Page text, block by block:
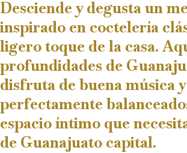
Desciende y degusta un
inspirado en coctelería
ligero toque de la casa.
profundidades de
disfruta de buena música
perfectamente
espacio íntimo que
de Guanajuato capital.